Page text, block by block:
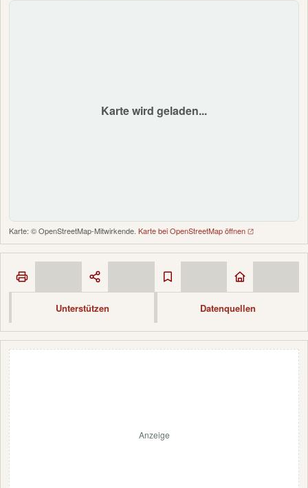
Karte wird geladen...
Karte: © OpenStreetMap-Mitwirkende. Karte bei OpenStreetMap öffnen
Unterstützen Datenquellen
Anzeige